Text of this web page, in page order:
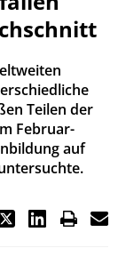
Teilen der
Februar-
auf